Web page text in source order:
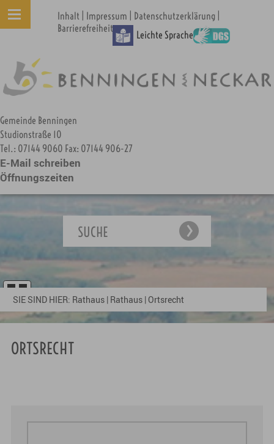
Leichte Sprache
Inhalt Impressum Datenschutzerklärung
Barrierefreiheit
Gemeinde Benningen
Studionstraße 10
Tel.: 07144 9060 Fax: 07144 906-27
E-Mail schreiben
Öffnungszeiten
SUCHE
SIE SIND HIER: Rathaus | Rathaus |Ortsrecht
ORTSRECHT